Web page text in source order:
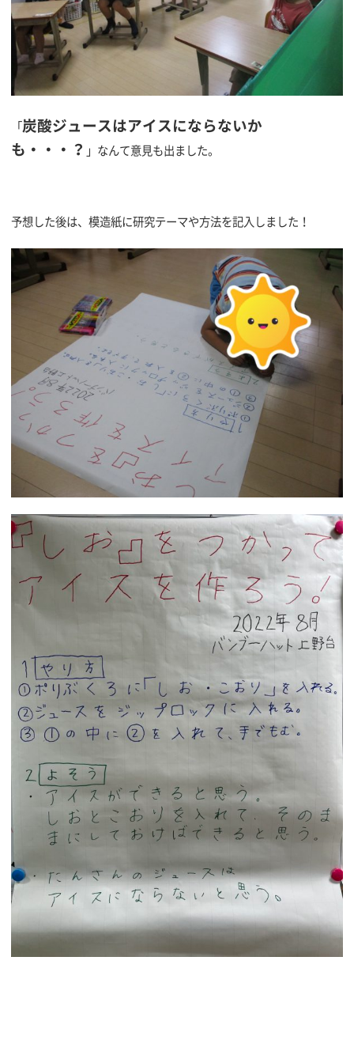
「炭酸ジュースはアイスにならないか
も・・・？ 」なんて意見も出ました。
予想した後は、模造紙に研究テーマや方法を記入しました！